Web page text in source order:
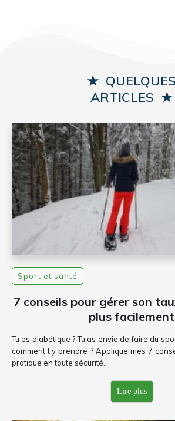
★ QUELQUES
ARTICLES ★
Sport et santé
7 conseils pour gérer son
plus facilement
Tu es diabétique ? Tu as envie de faire du
comment t’y prendre ? Applique mes 7
pratique en toute sécurité.
Lire plus